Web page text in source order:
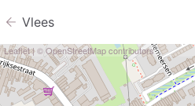
Vlees
Leaflet| ©OpenStreetMapcontributors